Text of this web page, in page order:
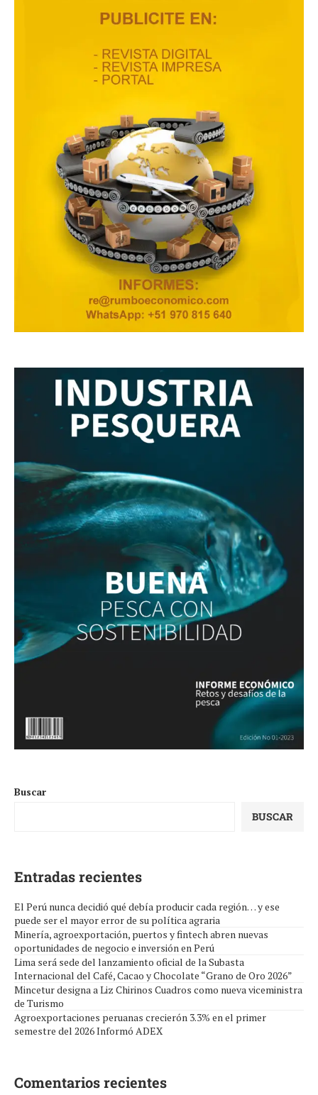
Buscar
BUSCAR
Entradas recientes
El Perú nunca decidió qué debía producir cada región… y ese
puede ser el mayor error de su política agraria
Minería, agroexportación, puertos y fintech abren nuevas
oportunidades de negocio e inversión en Perú
Lima será sede del lanzamiento oficial de la Subasta
Internacional del Café, Cacao y Chocolate “Grano de Oro 2026”
Mincetur designa a Liz Chirinos Cuadros como nueva viceministra
de Turismo
Agroexportaciones peruanas crecierón 3.3% en el primer
semestre del 2026 Informó ADEX
Comentarios recientes